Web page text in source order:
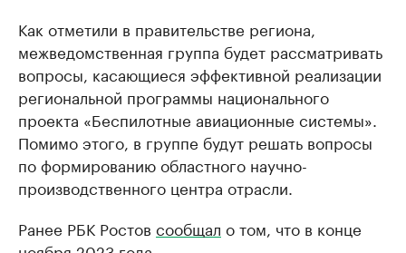
Как отметили в правительстве региона,
межведомственная группа будет рассматривать
вопросы, касающиеся эффективной реализации
региональной программы национального
проекта «Беспилотные авиационные системы».
Помимо этого, в группе будут решать вопросы
по формированию областного научно-
производственного центра отрасли.
Ранее РБК Ростов сообщал о том, что в конце